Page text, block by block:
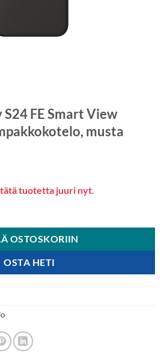
FE Smart View
musta
tuotetta juuri nyt.
OSTOSKORIIN
OSTA HETI